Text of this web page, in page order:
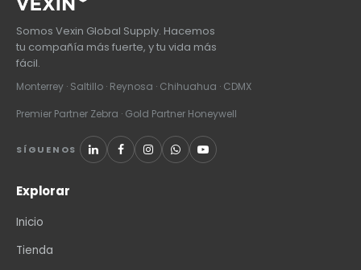
Somos Vexin Global Supply. Hacemos
tu compañía más fuerte, y tu vida más
fácil.
Monterrey · Saltillo · Reynosa · Chihuahua · CDMX
Premier Partner Zebra · Gold Partner Honeywell
SÍGUENOS
Explorar
Inicio
Tienda